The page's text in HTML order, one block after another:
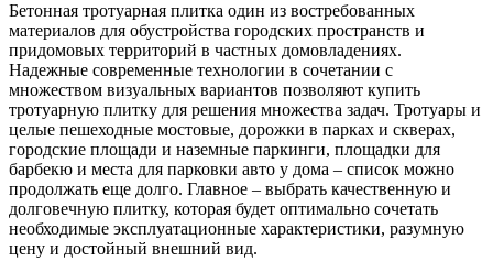
Бетонная тротуарная плитка один из востребованных
материалов для обустройства городских пространств и
придомовых территорий в частных домовладениях.
Надежные современные технологии в сочетании с
множеством визуальных вариантов позволяют купить
тротуарную плитку для решения множества задач. Тротуары и
целые пешеходные мостовые, дорожки в парках и скверах,
городские площади и наземные паркинги, площадки для
барбекю и места для парковки авто у дома – список можно
продолжать еще долго. Главное – выбрать качественную и
долговечную плитку, которая будет оптимально сочетать
необходимые эксплуатационные характеристики, разумную
цену и достойный внешний вид.